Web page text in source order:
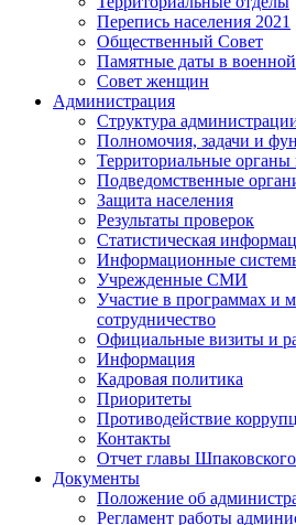
Перепись населения 2021
Общественный Совет
Памятные даты в
Совет женщин
Администрация
Структура
Полномочия, задачи и
Территориальные органы
Подведомственные
Защита населения
Результаты проверок
Статистическая
Информационные
Учрежденные СМИ
Участие в программах и
сотрудничество
Официальные визиты и
Информация
Кадровая политика
Приоритеты
Противодействие
Контакты
Отчет главы
Документы
Положение об
Регламент работы